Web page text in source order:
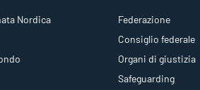
Nordica
Federazione
Consiglio federale
Organi di giustizia
Safeguarding